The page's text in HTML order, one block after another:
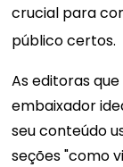
crucial para
público certos.
As editoras
embaixador
seu conteúdo
seções "como